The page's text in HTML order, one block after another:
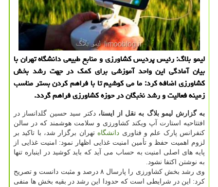
لیمو بلاگ: رئیس پردیس کشاورزی و منابع طبیعی دانشگاه تهران با
بیان آمادگی این واحد آموزشی برای کمک در جهت رشد بخش
کشاورزی اضافه کرد: ما می کوشیم تا با فراهم کردن بستر مناسب
زمینه فعالیت و رشد نخبگان در حوزه کشاورزی فراهم گردد.
به گزارش لیمو بلاگ به نقل از ایسنا،دکتر سید حسین گلدانساز در
افتتاحیه استارت آپ ویکند کشاورزی و سلامت هوشمند که در سالن
کنفرانس پارک علم و فناوری دانشگاه تهران برگزار شد، با تاکید بر
لزوم اهمیت حفظ و تأمین امنیت غذایی اظهار نمود: امنیت غذایی از
پایه های اصلی امنیت به حساب می آید که باید کوشید در اینباره تنها
به نوشتن اکتفا نشود.
وی رشد بخش کشاورزی را پارسال ۸ درصد و مثبت دانست و تصریح
کرد: این در شرایطی است که حدودا این رشد در بقیه بخش ها منفی